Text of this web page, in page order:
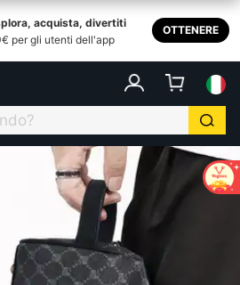
acquista, divertiti
per gli utenti dell'app
OTTENERE